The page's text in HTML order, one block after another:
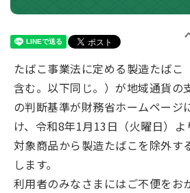
たばこ事業法に定める製造たばこ
含む。以下同じ。）が地域通貨の
の判断基準が財務省ホームページ
け、令和8年1月13日（火曜日）よ
対象商品から製造たばこを除外す
します。
利用者のみなさまにはご不便をお